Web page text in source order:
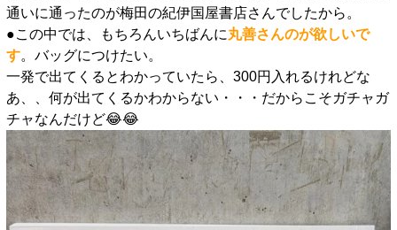
通いに通ったのが梅田の紀伊国屋書店さんでしたから。
●この中では、もちろんいちばんに丸善さんのが欲しいで
す。バッグにつけたい。
一発で出てくるとわかっていたら、300円入れるけれどな
あ、、何が出てくるかわからない・・・だからこそガチャガ
チャなんだけど😂😂